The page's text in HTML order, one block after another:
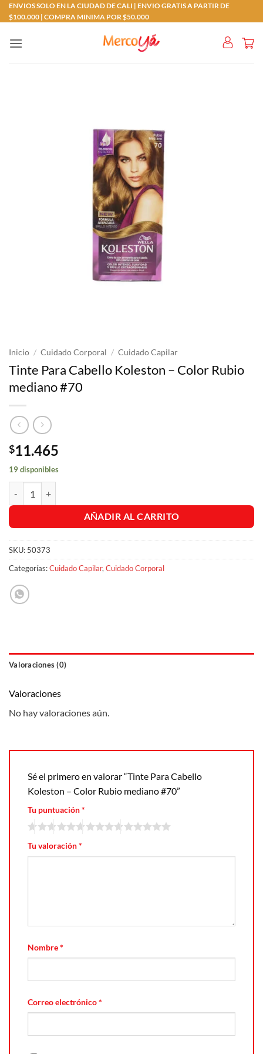
Saltar
al
ENVIOS SOLO EN LA CIUDAD DE CALI | ENVIO GRATIS A PARTIR DE
$100.000 | COMPRA MINIMA POR $50.000
Inicio / Cuidado Corporal / Cuidado Capilar
Tinte Para Cabello Koleston – Color Rubio
mediano #70
$11.465
19 disponibles
AÑADIR AL CARRITO
SKU: 50373
Categorías:Cuidado Capilar, Cuidado Corporal
Valoraciones (0)
Valoraciones
No hay valoraciones aún.
Sé el primero en valorar “Tinte Para Cabello
Koleston – Color Rubio mediano #70”
Tu puntuación*
Tu valoración*
Nombre*
Correo electrónico*